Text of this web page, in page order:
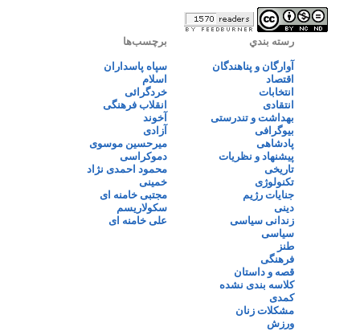
رسته بندي
آوارگان و پناهندگان
اقتصاد
انتخابات
انتقادی
بهداشت و تندرستی
بیوگرافی
پادشاهی
پیشنهاد و نظریات
تاریخی
تکنولوژی
جنایات رژیم
دینی
زندانی سیاسی
سیاسی
طنز
فرهنگی
قصه و داستان
کلاسه بندی نشده
کمدی
مشکلات زنان
ورزش
برچسب‌ها
سپاه پاسداران
اسلام
خردگرائی
انقلاب فرهنگی
آخوند
آزادی
میرحسین موسوی
دموکراسی
محمود احمدی نژاد
خمینی
مجتبی خامنه ای
سکولاریسم
علی خامنه ای